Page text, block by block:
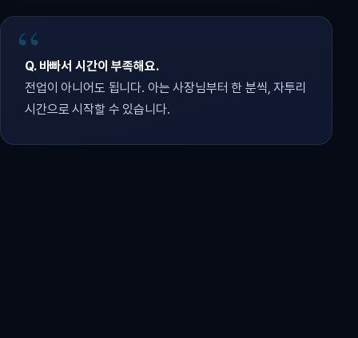
Q. 바빠서 시간이 부족해요.
전업이 아니어도 됩니다. 아는 사장님부터 한 분씩, 자투리
시간으로 시작할 수 있습니다.